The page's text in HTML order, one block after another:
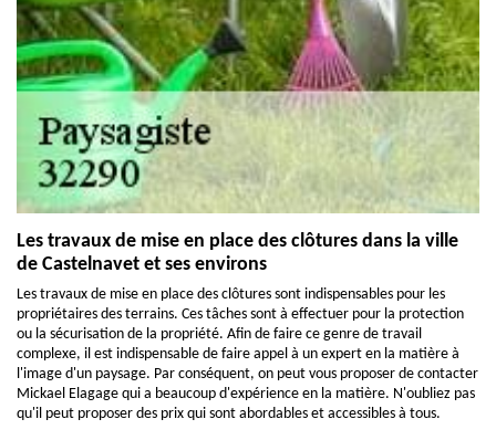
Les travaux de mise en place des clôtures dans la ville
de Castelnavet et ses environs
Les travaux de mise en place des clôtures sont indispensables pour les
propriétaires des terrains. Ces tâches sont à effectuer pour la protection
ou la sécurisation de la propriété. Afin de faire ce genre de travail
complexe, il est indispensable de faire appel à un expert en la matière à
l'image d'un paysage. Par conséquent, on peut vous proposer de contacter
Mickael Elagage qui a beaucoup d'expérience en la matière. N'oubliez pas
qu'il peut proposer des prix qui sont abordables et accessibles à tous.